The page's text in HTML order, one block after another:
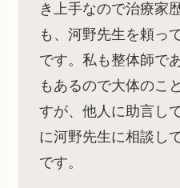
き上手なので治療家
も、河野先生を頼っ
です。私も整体師で
もあるので大体のこ
すが、他人に助言し
に河野先生に相談し
です。